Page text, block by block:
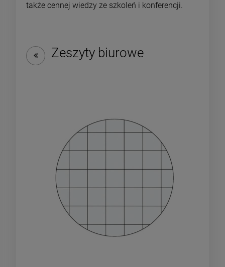
także cennej wiedzy ze szkoleń i konferencji.
Zeszyty biurowe